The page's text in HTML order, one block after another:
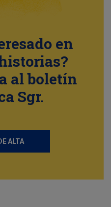
en
al boletín
Sgr.
ALTA